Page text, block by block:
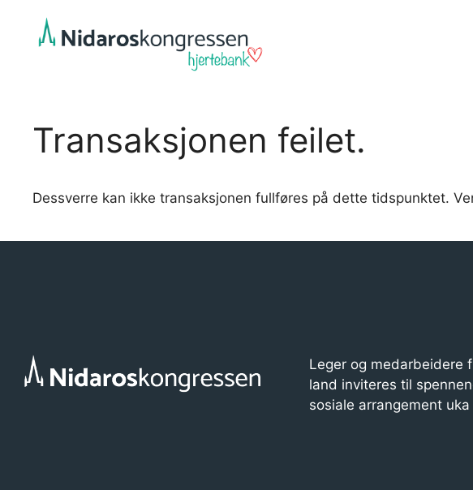
innhold
Transaksjonen feilet.
Dessverre kan ikke transaksjonen fullføres på dette tidspunktet.
Leger og medarbeidere
land inviteres til
sosiale arrangement